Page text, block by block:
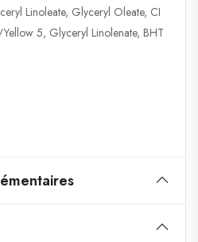
Linoleate, Glyceryl Oleate, CI
5, Glyceryl Linolenate, BHT